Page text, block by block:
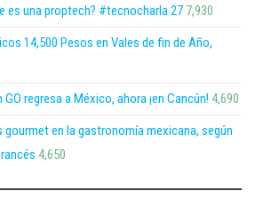
es una proptech? #tecnocharla 27 7,930
14,500 Pesos en Vales de fin de Año,
regresa a México, ahora ¡en Cancún! 4,690
gourmet en la gastronomía mexicana, según
4,650